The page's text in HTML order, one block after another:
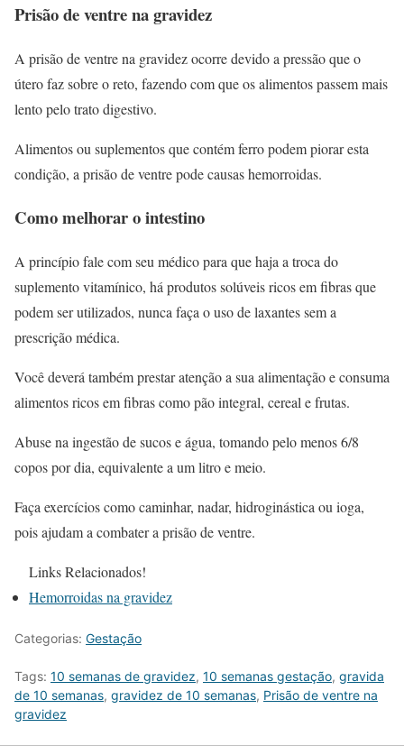
Prisão de ventre na gravidez
A prisão de ventre na gravidez ocorre devido a pressão que o
útero faz sobre o reto, fazendo com que os alimentos passem mais
lento pelo trato digestivo.
Alimentos ou suplementos que contém ferro podem piorar esta
condição, a prisão de ventre pode causas hemorroidas.
Como melhorar o intestino
A princípio fale com seu médico para que haja a troca do
suplemento vitamínico, há produtos solúveis ricos em fibras que
podem ser utilizados, nunca faça o uso de laxantes sem a
prescrição médica.
Você deverá também prestar atenção a sua alimentação e consuma
alimentos ricos em fibras como pão integral, cereal e frutas.
Abuse na ingestão de sucos e água, tomando pelo menos 6/8
copos por dia, equivalente a um litro e meio.
Faça exercícios como caminhar, nadar, hidroginástica ou ioga,
pois ajudam a combater a prisão de ventre.
Links Relacionados!
Hemorroidas na gravidez
Categorias: Gestação
Tags: 10 semanas de gravidez, 10 semanas gestação, gravida
de 10 semanas, gravidez de 10 semanas, Prisão de ventre na
gravidez